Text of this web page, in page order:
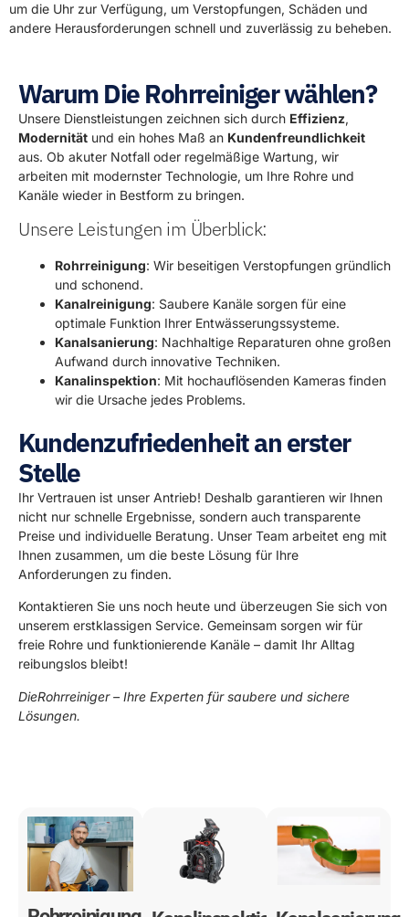
um die Uhr zur Verfügung, um Verstopfungen, Schäden und
andere Herausforderungen schnell und zuverlässig zu beheben.
Warum Die Rohrreiniger wählen?
Unsere Dienstleistungen zeichnen sich durch Effizienz,
Modernität und ein hohes Maß an Kundenfreundlichkeit
aus. Ob akuter Notfall oder regelmäßige Wartung, wir
arbeiten mit modernster Technologie, um Ihre Rohre und
Kanäle wieder in Bestform zu bringen.
Unsere Leistungen im Überblick:
Rohrreinigung: Wir beseitigen Verstopfungen gründlich
und schonend.
Kanalreinigung: Saubere Kanäle sorgen für eine
optimale Funktion Ihrer Entwässerungssysteme.
Kanalsanierung: Nachhaltige Reparaturen ohne großen
Aufwand durch innovative Techniken.
Kanalinspektion: Mit hochauflösenden Kameras finden
wir die Ursache jedes Problems.
Kundenzufriedenheit an erster
Stelle
Ihr Vertrauen ist unser Antrieb! Deshalb garantieren wir Ihnen
nicht nur schnelle Ergebnisse, sondern auch transparente
Preise und individuelle Beratung. Unser Team arbeitet eng mit
Ihnen zusammen, um die beste Lösung für Ihre
Anforderungen zu finden.
Kontaktieren Sie uns noch heute und überzeugen Sie sich von
unserem erstklassigen Service. Gemeinsam sorgen wir für
freie Rohre und funktionierende Kanäle – damit Ihr Alltag
reibungslos bleibt!
DieRohrreiniger – Ihre Experten für saubere und sichere
Lösungen.